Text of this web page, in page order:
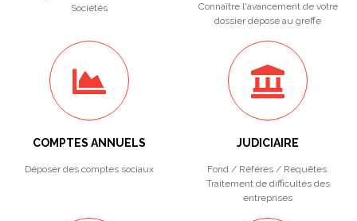
Sociétés
Connaître l'avancement de votre
dossier déposé au greffe
COMPTES ANNUELS
Déposer des comptes sociaux
JUDICIAIRE
Fond / Référés / Requêtes.
Traitement de difficultés des
entreprises